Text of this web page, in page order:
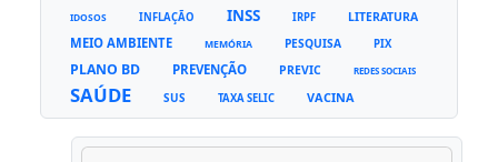
IDOSOS INFLAÇÃO INSS IRPF LITERATURA
MEIO AMBIENTE MEMÓRIA PESQUISA PIX
PLANO BD PREVENÇÃO PREVIC REDES SOCIAIS
SAÚDE SUS TAXA SELIC VACINA